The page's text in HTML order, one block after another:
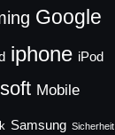
Google
iphone iPod
Mobile
Samsung Sicherheit